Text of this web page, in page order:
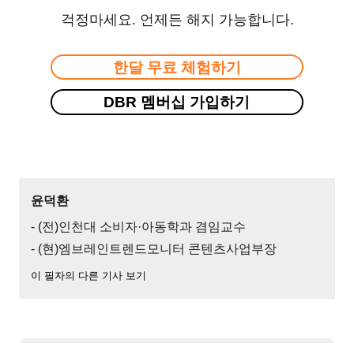
걱정마세요. 언제든 해지 가능합니다.
한달 무료 체험하기
DBR 멤버십 가입하기
윤덕환
- (전)인천대 소비자·아동학과 겸임교수
- (현)엠브레인트렌드모니터 콘텐츠사업부장
이 필자의 다른 기사 보기